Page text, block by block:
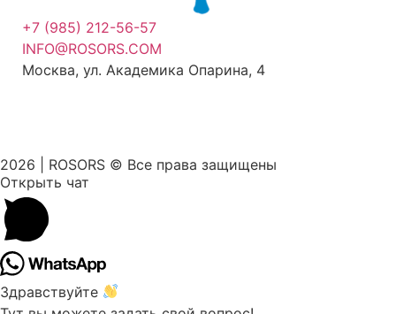
+7 (985) 212-56-57
INFO@ROSORS.COM
Москва, ул. Академика Опарина, 4
2026 | ROSORS © Все права защищены
Открыть чат
Здравствуйте